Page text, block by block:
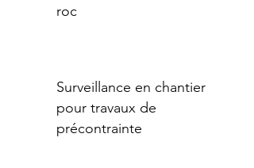
roc
Surveillance en chantier
pour travaux de
précontrainte